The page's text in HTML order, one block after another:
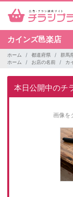
カインズ邑楽店
ホーム 都道府県 群馬
ホーム
お店の名前 カ
本日公開中のチ
画像を